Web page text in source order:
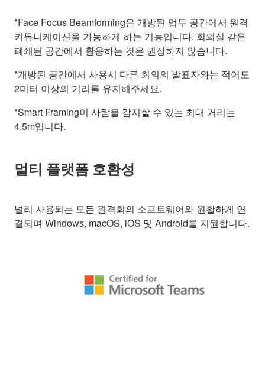
*Face Focus Beamforming은 개방된 업무 공간에서 원격
커뮤니케이션을 가능하게 하는 기능입니다. 회의실 같은
폐쇄된 공간에서 활용하는 것은 권장하지 않습니다.
*개방된 공간에서 사용시 다른 회의의 발표자와는 적어도
2미터 이상의 거리를 유지해주세요.
*Smart Framing이 사람을 감지할 수 있는 최대 거리는
4.5m입니다.
멀티 플랫폼 호환성
널리 사용되는 모든 원격회의 소프트웨어와 원활하게 연
결되며 Windows, macOS, iOS 및 Android를 지원합니다.